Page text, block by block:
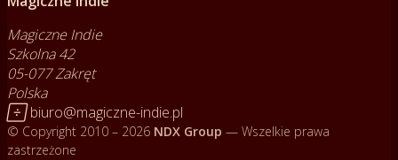
Magiczne Indie
Szkolna 42
05-077 Zakręt
Polska
 biuro@magiczne-indie.pl
© Copyright 2010 – 2026 NDX Group — Wszelkie prawa
zastrzeżone